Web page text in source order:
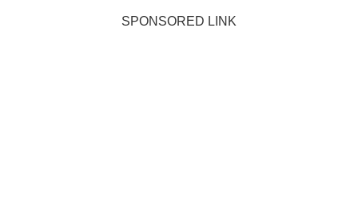
SPONSORED LINK